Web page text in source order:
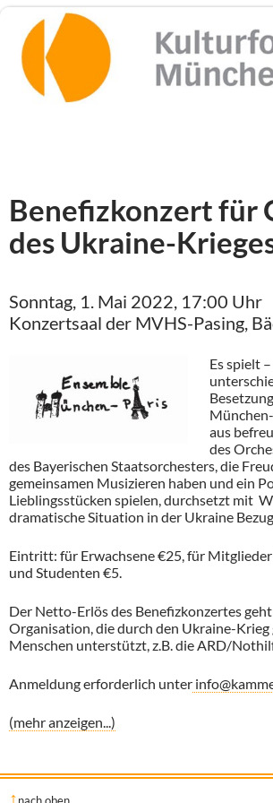
Inhalt
springen
Benefizkonzert für
des Ukraine-
Sonntag, 1. Mai 2022, 17:00 Uhr
Konzertsaal der MVHS-Pasing,
Es spielt
aus
des
des Bayerischen Staatsorchesters, die
gemeinsamen Musizieren haben und ein
Lieblingsstücken spielen, durchsetzt mit
dramatische Situation in der Ukraine
Eintritt: für Erwachsene €25, für
und Studenten €5.
Der Netto-Erlös des Benefizkonzertes
Organisation, die durch den Ukraine-Krieg
Menschen unterstützt, z.B. die ARD/
Anmeldung erforderlich unter
(mehr anzeigen...)